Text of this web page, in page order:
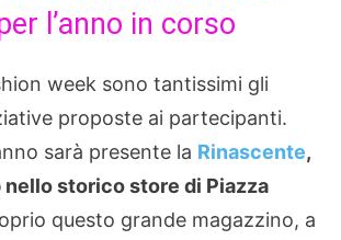
l’anno in corso
week sono tantissimi gli
proposte ai partecipanti.
sarà presente la Rinascente,
nello storico store di Piazza
questo grande magazzino, a